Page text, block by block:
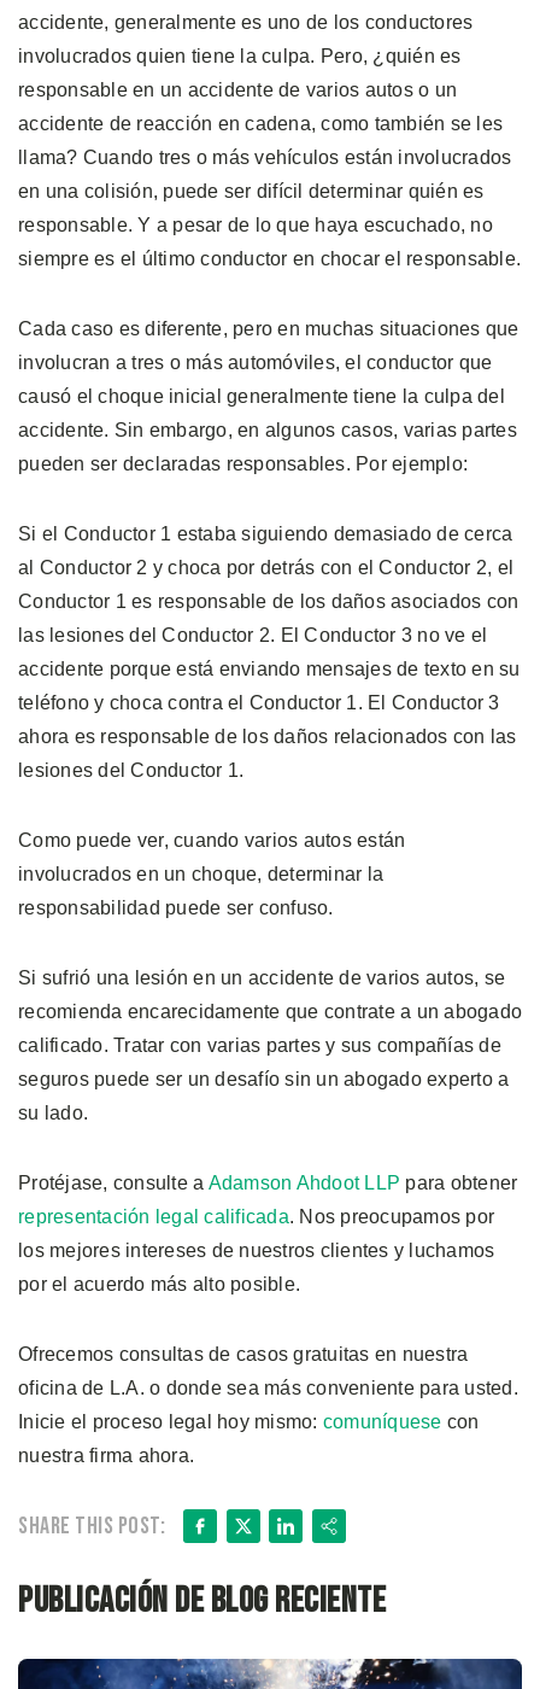
accidente, generalmente es uno de los conductores
involucrados quien tiene la culpa. Pero, ¿quién es
responsable en un accidente de varios autos o un
accidente de reacción en cadena, como también se les
llama? Cuando tres o más vehículos están involucrados
en una colisión, puede ser difícil determinar quién es
responsable. Y a pesar de lo que haya escuchado, no
siempre es el último conductor en chocar el responsable.
Cada caso es diferente, pero en muchas situaciones que
involucran a tres o más automóviles, el conductor que
causó el choque inicial generalmente tiene la culpa del
accidente. Sin embargo, en algunos casos, varias partes
pueden ser declaradas responsables. Por ejemplo:
Si el Conductor 1 estaba siguiendo demasiado de cerca
al Conductor 2 y choca por detrás con el Conductor 2, el
Conductor 1 es responsable de los daños asociados con
las lesiones del Conductor 2. El Conductor 3 no ve el
accidente porque está enviando mensajes de texto en su
teléfono y choca contra el Conductor 1. El Conductor 3
ahora es responsable de los daños relacionados con las
lesiones del Conductor 1.
Como puede ver, cuando varios autos están
involucrados en un choque, determinar la
responsabilidad puede ser confuso.
Si sufrió una lesión en un accidente de varios autos, se
recomienda encarecidamente que contrate a un abogado
calificado. Tratar con varias partes y sus compañías de
seguros puede ser un desafío sin un abogado experto a
su lado.
Protéjase, consulte a Adamson Ahdoot LLP para obtener
representación legal calificada. Nos preocupamos por
los mejores intereses de nuestros clientes y luchamos
por el acuerdo más alto posible.
Ofrecemos consultas de casos gratuitas en nuestra
oficina de L.A. o donde sea más conveniente para usted.
Inicie el proceso legal hoy mismo: comuníquese con
nuestra firma ahora.
Share this post: Facebook
X LinkedIn
Share
Publicación de blog reciente